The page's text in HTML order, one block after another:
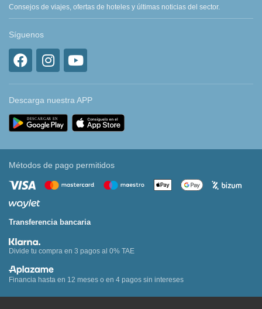
Consejos de viajes, ofertas de hoteles y últimas noticias del sector.
Síguenos
Descarga nuestra APP
Métodos de pago permitidos
Transferencia bancaria
Divide tu compra en 3 pagos al 0% TAE
Financia hasta en 12 meses o en 4 pagos sin intereses